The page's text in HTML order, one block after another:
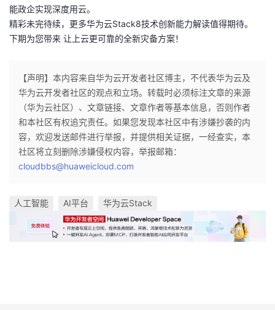
能政企实现深度用云。
精彩未完待续，更多华为云Stack8技术创新能力解读值得期待。
下期为您带来 让上云更可靠的全新灾备方案！
【声明】本内容来自华为云开发者社区博主，不代表华为云及
华为云开发者社区的观点和立场。转载时必须标注文章的来源
（华为云社区）、文章链接、文章作者等基本信息，否则作者
和本社区有权追究责任。如果您发现本社区中有涉嫌抄袭的内
容，欢迎发送邮件进行举报，并提供相关证据，一经查实，本
社区将立刻删除涉嫌侵权内容，举报邮箱：
cloudbbs@huaweicloud.com
人工智能 AI平台 华为云Stack